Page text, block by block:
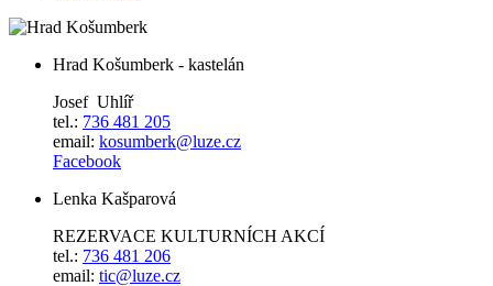
Hrad Košumberk - kastelán
Josef Uhlíř
tel.: 736 481 205
email: kosumberk@luze.cz
Facebook
Lenka Kašparová
REZERVACE KULTURNÍCH AKCÍ
tel.: 736 481 206
email: tic@luze.cz